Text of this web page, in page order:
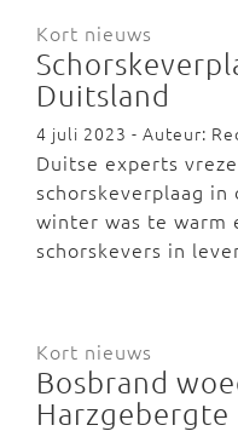
Kort nieuws
Duitsland
4 juli 2023 - Auteur:
Duitse experts
schorskeverplaag in
winter was te warm
schorskevers in
Kort nieuws
Bosbrand
Harzgebergte